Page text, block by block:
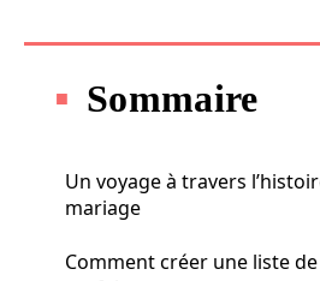
Sommaire
Un voyage à travers
mariage
Comment créer une liste